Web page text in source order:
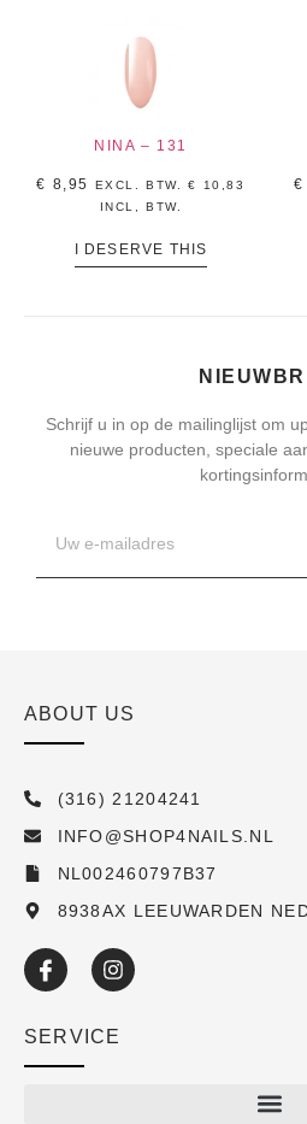
NINA – 131
€ 8,95 EXCL. BTW.€
10,83
INCL, BTW.
I DESERVE THIS
€
Schrijf u in op de mailinglijst om
nieuwe producten, speciale
ABOUT US
(316) 21204241
INFO@SHOP4NAILS.NL
NL002460797B37
8938AX LEEUWARDEN
SERVICE